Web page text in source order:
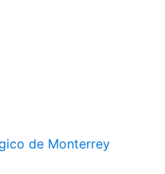
de Monterrey